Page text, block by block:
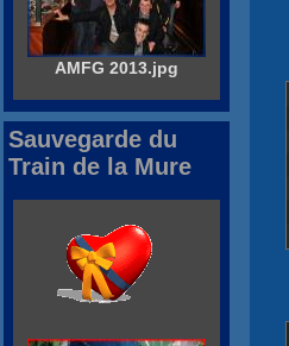
AMFG 2013.jpg
Sauvegarde du
Train de la Mure